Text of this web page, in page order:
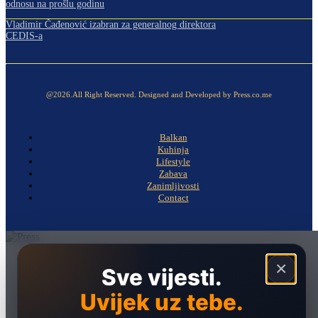
odnosu na prošlu godinu
Vladimir Čađenović izabran za generalnog direktora
CEDIS-a
@2026.All Right Reserved. Designed and Developed by Press.co.me
Balkan
Kuhinja
Lifestyle
Zabava
Zanimljivosti
Contact
×
Sve vijesti.
Uvijek uz tebe.